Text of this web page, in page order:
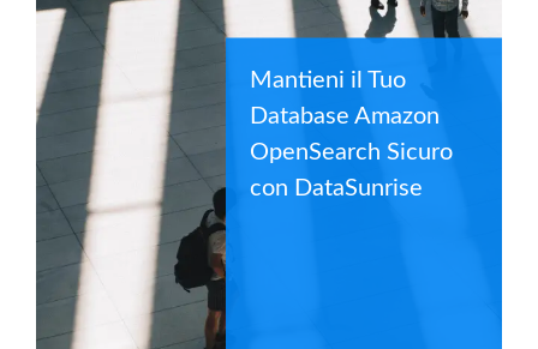
Mantieni il Tuo
Database Amazon
OpenSearch Sicuro
con DataSunrise